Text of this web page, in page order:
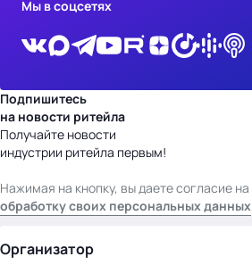
Мы в соцсетях
Подпишитесь
на новости ритейла
Получайте новости
индустрии ритейла первым!
Нажимая на кнопку, вы даете согласие на
обработку своих персональных данных
Организатор